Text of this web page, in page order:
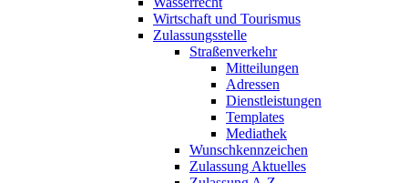
Wirtschaft und Tourismus
Zulassungsstelle
Straßenverkehr
Mitteilungen
Adressen
Dienstleistungen
Templates
Mediathek
Wunschkennzeichen
Zulassung Aktuelles